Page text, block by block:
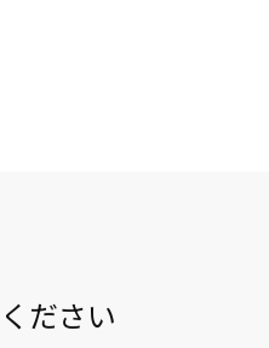
ださい